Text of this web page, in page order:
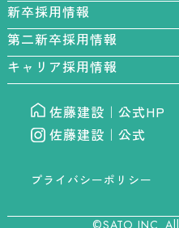
新卒採用情報
第二新卒採用情報
キャリア採用情報
佐藤建設｜公式HP
佐藤建設｜公式
プライバシーポリシー
©SATO INC. All